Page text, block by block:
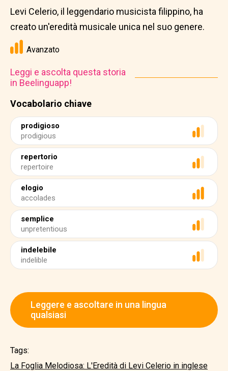
Vocabolario chiave
prodigioso
prodigious
repertorio
repertoire
elogio
accolades
semplice
unpretentious
indelebile
indelible
Levi Celerio, il leggendario musicista filippino, ha
creato un'eredità musicale unica nel suo genere.
Avanzato
Leggi e ascolta questa storia
in Beelinguapp!
Leggere e ascoltare in una lingua
qualsiasi
Tags:
La Foglia Melodiosa: L'Eredità di Levi Celerio in inglese